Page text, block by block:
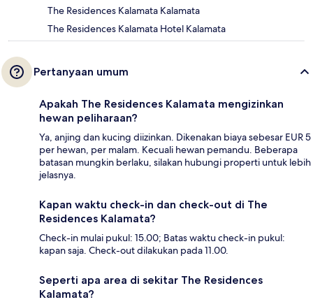
The Residences Kalamata Kalamata
The Residences Kalamata Hotel Kalamata
Pertanyaan umum
Apakah The Residences Kalamata mengizinkan
hewan peliharaan?
Ya, anjing dan kucing diizinkan. Dikenakan biaya sebesar EUR 5
per hewan, per malam. Kecuali hewan pemandu. Beberapa
batasan mungkin berlaku, silakan hubungi properti untuk lebih
jelasnya.
Kapan waktu check-in dan check-out di The
Residences Kalamata?
Check-in mulai pukul: 15.00; Batas waktu check-in pukul:
kapan saja. Check-out dilakukan pada 11.00.
Seperti apa area di sekitar The Residences
Kalamata?